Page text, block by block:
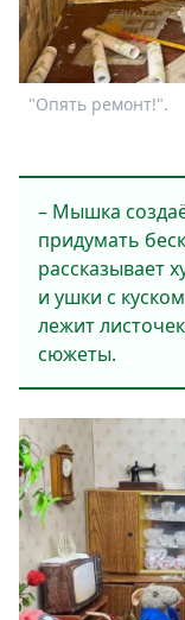
"Опять ремонт!".
– Мышка
придумать
рассказывает
и ушки с
лежит
сюжеты.